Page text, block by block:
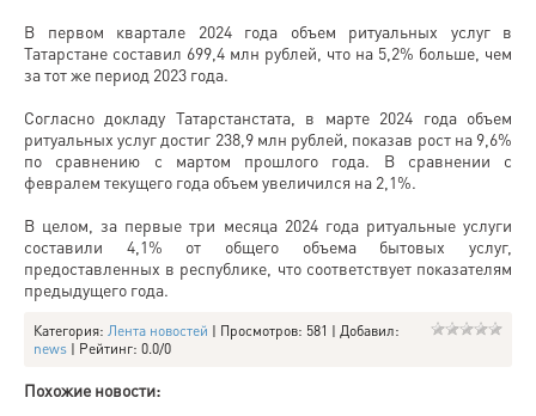
В первом квартале 2024 года объем ритуальных услуг в
Татарстане составил 699,4 млн рублей, что на 5,2% больше, чем
за тот же период 2023 года.
Согласно докладу Татарстанстата, в марте 2024 года объем
ритуальных услуг достиг 238,9 млн рублей, показав рост на 9,6%
по сравнению с мартом прошлого года. В сравнении с
февралем текущего года объем увеличился на 2,1%.
В целом, за первые три месяца 2024 года ритуальные услуги
составили 4,1% от общего объема бытовых услуг,
предоставленных в республике, что соответствует показателям
предыдущего года.
Категория: Лента новостей | Просмотров: 581 | Добавил:
news | Рейтинг: 0.0/0
Похожие новости: